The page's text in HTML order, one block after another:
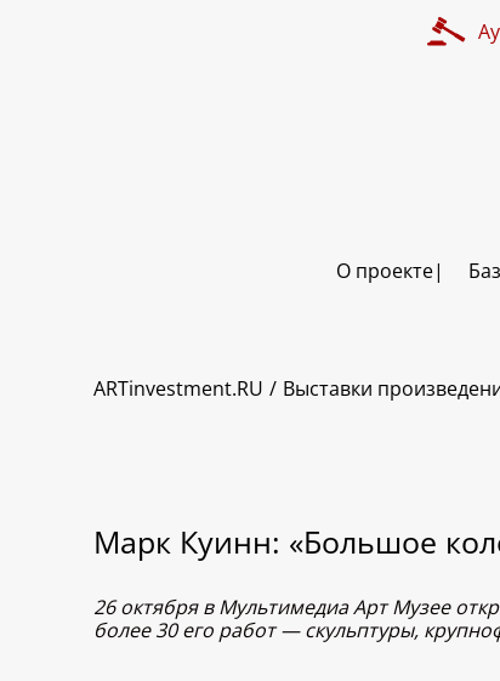
О проекте
ARTinvestment.RU Выставки
Марк Куинн: «Большое
26 октября в Мультимедиа Арт Музее
более 30 его работ — скульптуры,